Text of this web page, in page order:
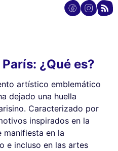
¿Qué es?
artístico emblemático
dejado una huella
Caracterizado por
inspirados en la
manifiesta en la
e incluso en las artes